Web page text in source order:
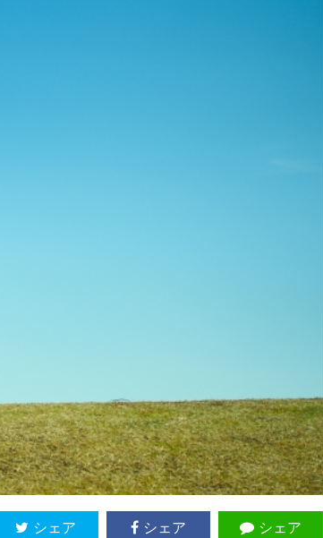
シェア シェア シェア